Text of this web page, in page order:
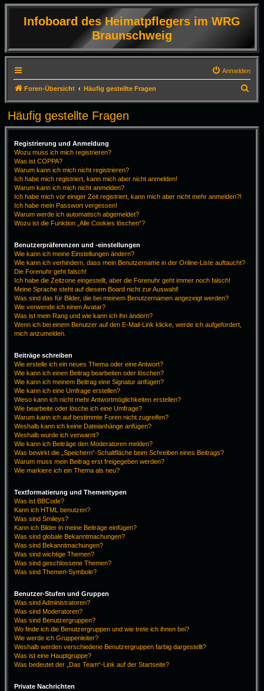
Infoboard des Heimatpflegers im WRG
Braunschweig
Anmelden
Foren-Übersicht Häufig gestellte Fragen
u
h
Häufig gestellte Fragen
Registrierung und Anmeldung
Wozu muss ich mich registrieren?
Was ist COPPA?
Warum kann ich mich nicht registrieren?
Ich habe mich registriert, kann mich aber nicht anmelden!
Warum kann ich mich nicht anmelden?
Ich habe mich vor einiger Zeit registriert, kann mich aber nicht mehr anmelden?!
Ich habe mein Passwort vergessen!
Warum werde ich automatisch abgemeldet?
Wozu ist die Funktion „Alle Cookies löschen“?
Benutzerpräferenzen und -einstellungen
Wie kann ich meine Einstellungen ändern?
Wie kann ich verhindern, dass mein Benutzername in der Online-Liste auftaucht?
Die Forenuhr geht falsch!
Ich habe die Zeitzone eingestellt, aber die Forenuhr geht immer noch falsch!
Meine Sprache steht auf diesem Board nicht zur Auswahl!
Was sind das für Bilder, die bei meinem Benutzernamen angezeigt werden?
Wie verwende ich einen Avatar?
Was ist mein Rang und wie kann ich ihn ändern?
Wenn ich bei einem Benutzer auf den E-Mail-Link klicke, werde ich aufgefordert,
mich anzumelden.
Beiträge schreiben
Wie erstelle ich ein neues Thema oder eine Antwort?
Wie kann ich einen Beitrag bearbeiten oder löschen?
Wie kann ich meinem Beitrag eine Signatur anfügen?
Wie kann ich eine Umfrage erstellen?
Wieso kann ich nicht mehr Antwortmöglichkeiten erstellen?
Wie bearbeite oder lösche ich eine Umfrage?
Warum kann ich auf bestimmte Foren nicht zugreifen?
Weshalb kann ich keine Dateianhänge anfügen?
Weshalb wurde ich verwarnt?
Wie kann ich Beiträge den Moderatoren melden?
Was bewirkt die „Speichern“-Schaltfläche beim Schreiben eines Beitrags?
Warum muss mein Beitrag erst freigegeben werden?
Wie markiere ich ein Thema als neu?
Textformatierung und Thementypen
Was ist BBCode?
Kann ich HTML benutzen?
Was sind Smileys?
Kann ich Bilder in meine Beiträge einfügen?
Was sind globale Bekanntmachungen?
Was sind Bekanntmachungen?
Was sind wichtige Themen?
Was sind geschlossene Themen?
Was sind Themen-Symbole?
Benutzer-Stufen und Gruppen
Was sind Administratoren?
Was sind Moderatoren?
Was sind Benutzergruppen?
Wo finde ich die Benutzergruppen und wie trete ich ihnen bei?
Wie werde ich Gruppenleiter?
Weshalb werden verschiedene Benutzergruppen farbig dargestellt?
Was ist eine Hauptgruppe?
Was bedeutet der „Das Team“-Link auf der Startseite?
Private Nachrichten